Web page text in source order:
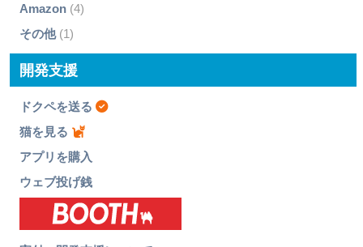
Amazon(4)
その他(1)
開発支援
ドクペを送る
猫を見る
アプリを購入
ウェブ投げ銭